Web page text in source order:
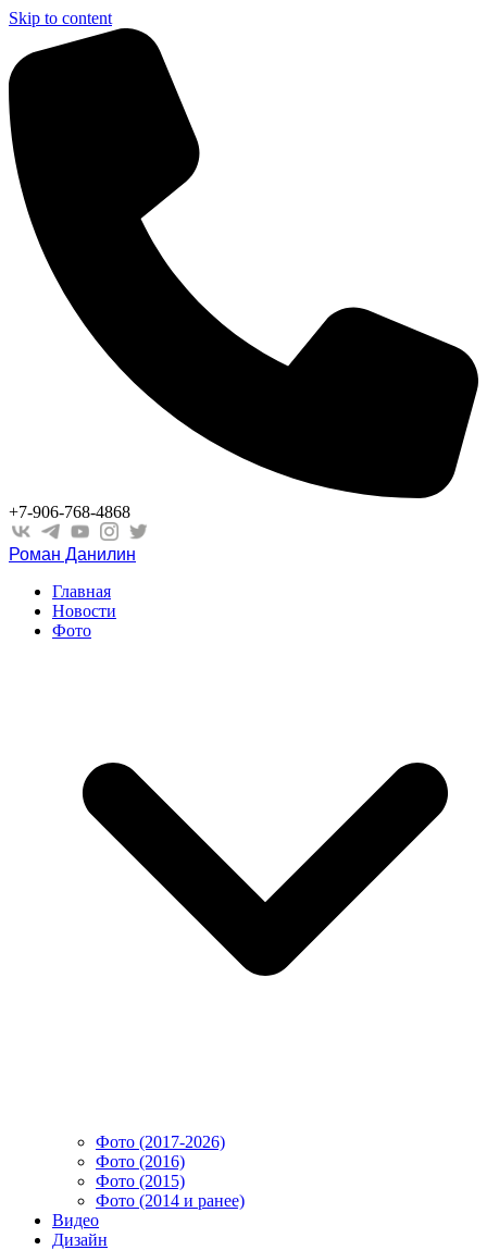
Skip to content
+7-906-768-4868
Роман Данилин
Главная
Новости
Фото
Фото (2017-2026)
Фото (2016)
Фото (2015)
Фото (2014 и ранее)
Видео
Дизайн